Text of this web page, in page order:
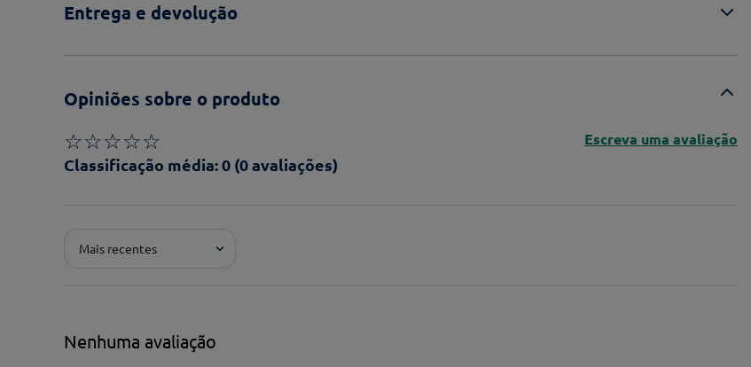
Entrega e devolução
Opiniões sobre o produto
☆☆☆☆☆
Classificação média: 0 (0 avaliações)
Escreva uma avaliação
Pontuação*
Mais recentes
Nenhuma avaliação